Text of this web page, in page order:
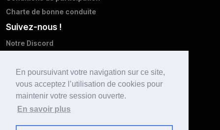
En poursuivant votre navigation sur ce site,
vous acceptez l’utilisation de cookies pour
maintenir votre session ouverte.
En savoir plus
Charte de bonne conduite
Suivez-nous !
Notre Discord
Facebook
Instagram
LinkedIn
Youtube